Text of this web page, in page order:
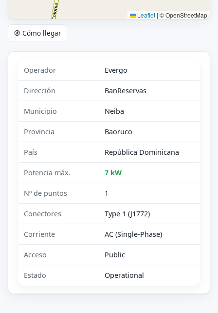
Leaflet | © OpenStreetMap
🧭 Cómo llegar
Operador Evergo
Dirección BanReservas
Municipio Neiba
Provincia Baoruco
País República Dominicana
Potencia máx. 7 kW
Nº de puntos 1
Conectores Type 1 (J1772)
Corriente AC (Single-Phase)
Acceso Public
Estado Operational